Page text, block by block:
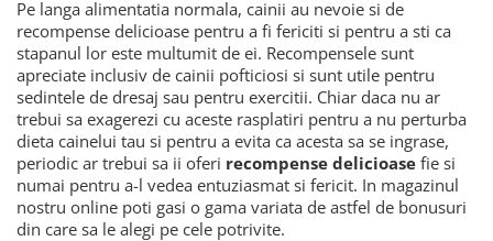
Pe langa alimentatia normala, cainii au nevoie si de
recompense delicioase pentru a fi fericiti si pentru a sti ca
stapanul lor este multumit de ei. Recompensele sunt
apreciate inclusiv de cainii pofticiosi si sunt utile pentru
sedintele de dresaj sau pentru exercitii. Chiar daca nu ar
trebui sa exagerezi cu aceste rasplatiri pentru a nu perturba
dieta cainelui tau si pentru a evita ca acesta sa se ingrase,
periodic ar trebui sa ii oferi recompense delicioase fie si
numai pentru a-l vedea entuziasmat si fericit. In magazinul
nostru online poti gasi o gama variata de astfel de bonusuri
din care sa le alegi pe cele potrivite.